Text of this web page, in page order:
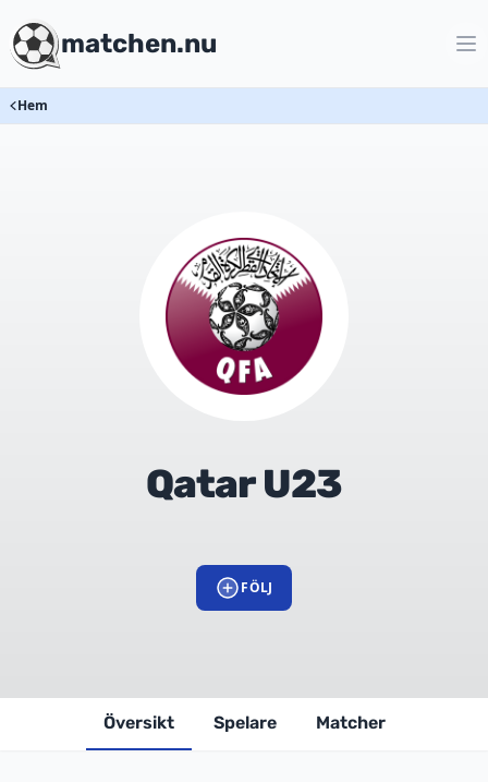
matchen.nu
Hem
Qatar U23
FÖLJ
Översikt Spelare Matcher